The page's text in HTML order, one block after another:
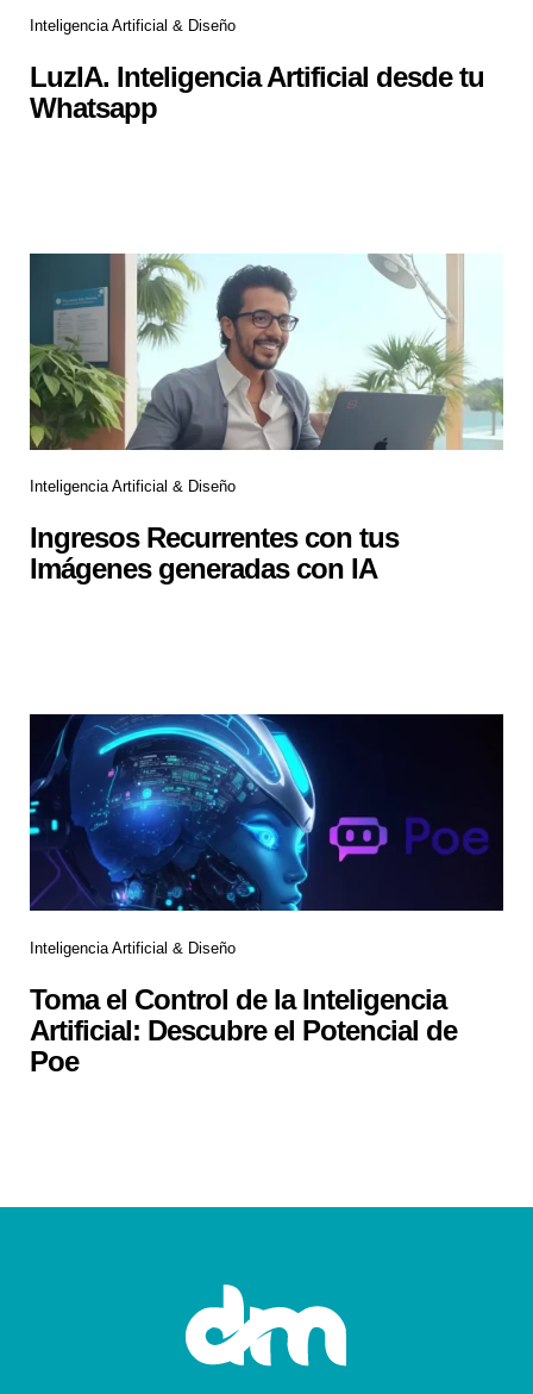
Inteligencia Artificial & Diseño
LuzIA. Inteligencia Artificial desde tu
Whatsapp
Inteligencia Artificial & Diseño
Ingresos Recurrentes con tus
Imágenes generadas con IA
Inteligencia Artificial & Diseño
Toma el Control de la Inteligencia
Artificial: Descubre el Potencial de
Poe